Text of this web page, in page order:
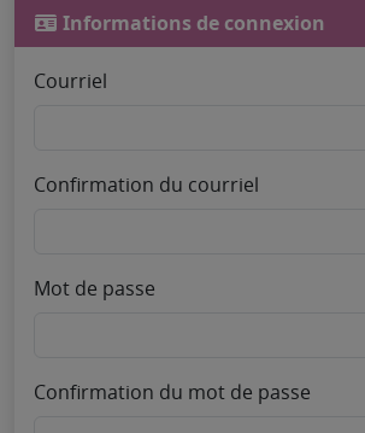
Informations de connexion
Courriel
Confirmation du courriel
Mot de passe
Confirmation du mot de passe